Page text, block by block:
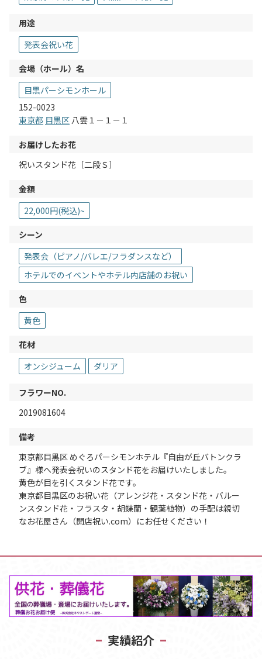
用途
発表会祝い花
会場（ホール）名
目黒パーシモンホール
152-0023
東京都 目黒区 八雲１－１－１
お届けしたお花
祝いスタンド花［二段Ｓ］
金額
22,000円(税込)~
シーン
発表会（ピアノ/バレエ/フラダンスなど）
ホテルでのイベントやホテル内店舗のお祝い
色
黄色
花材
オンシジューム
ダリア
フラワーNO.
2019081604
備考
東京都目黒区 めぐろパーシモンホテル『自由が丘バトンクラ
ブ』様へ発表会祝いのスタンド花をお届けいたしました。
黄色が目を引くスタンド花です。
東京都目黒区のお祝い花（アレンジ花・スタンド花・バルー
ンスタンド花・フラスタ・胡蝶蘭・観葉植物）の手配は親切
なお花屋さん（開店祝い.com）にお任せください！
実績紹介